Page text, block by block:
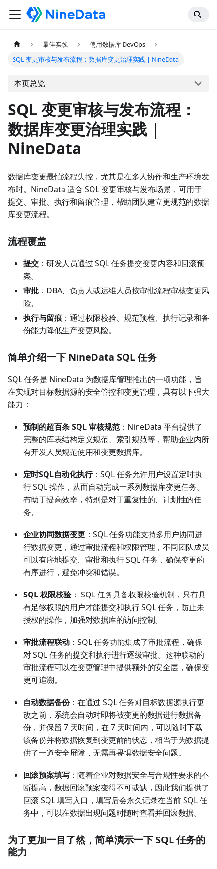
最佳实践
使用数据库 DevOps
SQL 变更审核与发布流程：数据库变更治理实践 | NineData
本页总览
SQL 变更审核与发布流程：
数据库变更治理实践 |
NineData
数据库变更最怕流程失控，尤其是在多人协作和生产环境发
布时。NineData 适合 SQL 变更审核与发布场景，可用于
提交、审批、执行和留痕管理，帮助团队建立更规范的数据
库变更流程。
流程覆盖
提交 ：研发人员通过 SQL 任务提交变更内容和回滚预
案。
审批 ：DBA、负责人或运维人员按审批流程审核变更风
险。
执行与留痕 ：通过权限校验、规范预检、执行记录和备
份能力降低生产变更风险。
简单介绍一下 NineData SQL 任务
SQL 任务是 NineData 为数据库管理推出的一项功能，旨
在实现对目标数据源的安全管控和变更管理，具有以下强大
能力：
预制的超百条 SQL 审核规范：NineData 平台提供了
完整的库表结构定义规范、索引规范等，帮助企业内所
有开发人员规范使用和变更数据库。
定时SQL自动化执行：SQL 任务允许用户设置定时执
行 SQL 操作，从而自动完成一系列数据库变更任务。
有助于提高效率，特别是对于重复性的、计划性的任
务。
企业协同数据变更 ：SQL 任务功能支持多用户协同进
行数据变更，通过审批流程和权限管理，不同团队成员
可以有序地提交、审批和执行 SQL 任务，确保变更的
有序进行，避免冲突和错误。
SQL 权限校验： SQL 任务具备权限校验机制，只有具
有足够权限的用户才能提交和执行 SQL 任务，防止未
授权的操作，加强对数据库的访问控制。
审批流程联动 ：SQL 任务功能集成了审批流程，确保
对 SQL 任务的提交和执行进行逐级审批。这种联动的
审批流程可以在变更管理中提供额外的安全层，确保变
更可追溯。
自动数据备份：在通过 SQL 任务对目标数据源执行更
改之前，系统会自动对即将被变更的数据进行数据备
份，并保留 7 天时间，在 7 天时间内，可以随时下载
该备份并将数据恢复到变更前的状态，相当于为数据提
供了一道安全屏障，无需再畏惧数据安全问题。
回滚预案填写 ：随着企业对数据安全与合规性要求的不
断提高，数据回滚预案变得不可或缺，因此我们提供了
回滚 SQL 填写入口，填写后会永久记录在当前 SQL 任
务中，可以在数据出现问题时随时查看并回滚数据。
为了更加一目了然，简单演示一下 SQL 任务的
能力